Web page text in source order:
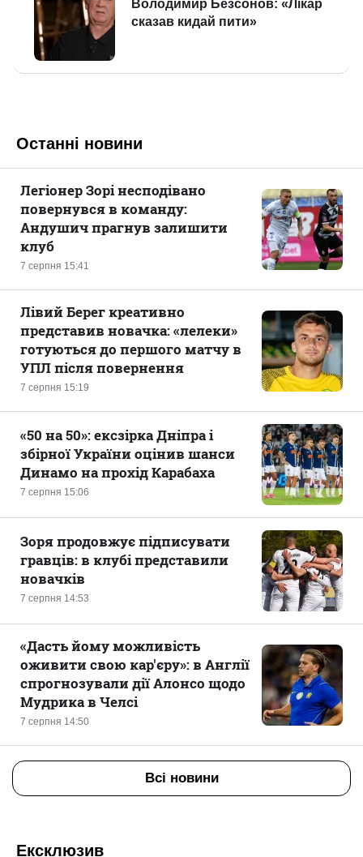
Останні новини
7 серпня 15:41
Легіонер Зорі несподівано
повернувся в команду:
Андушич прагнув залишити
клуб
7 серпня 15:19
Лівий Берег креативно
представив новачка: «лелеки»
готуються до першого матчу в
УПЛ після повернення
7 серпня 15:06
«50 на 50»: ексзірка Дніпра і
збірної України оцінив шанси
Динамо на прохід Карабаха
7 серпня 14:53
Зоря продовжує підписувати
гравців: в клубі представили
новачків
7 серпня 14:50
«Дасть йому можливість
оживити свою кар'єру»: в Англії
спрогнозували дії Алонсо щодо
Мудрика в Челсі
Всі новини
Ексклюзив